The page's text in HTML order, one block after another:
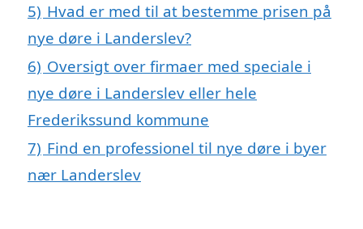
5) Hvad er med til at bestemme prisen på
nye døre i Landerslev?
6) Oversigt over firmaer med speciale i
nye døre i Landerslev eller hele
Frederikssund kommune
7) Find en professionel til nye døre i byer
nær Landerslev